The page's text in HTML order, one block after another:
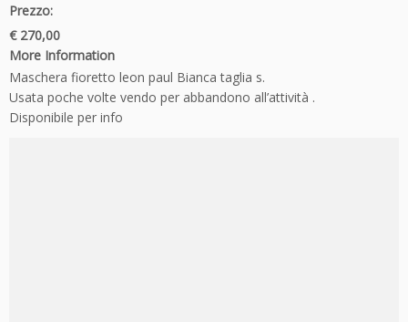
Prezzo:
€ 270,00
More Information
Maschera fioretto leon paul Bianca taglia s.
Usata poche volte vendo per abbandono all’attività .
Disponibile per info